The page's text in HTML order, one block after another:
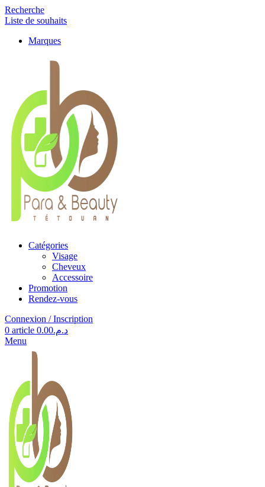
Recherche
Liste de souhaits
Marques
Catégories
Visage
Cheveux
Accessoire
Promotion
Rendez-vous
Connexion / Inscription
0 article د.م.0.00
Menu